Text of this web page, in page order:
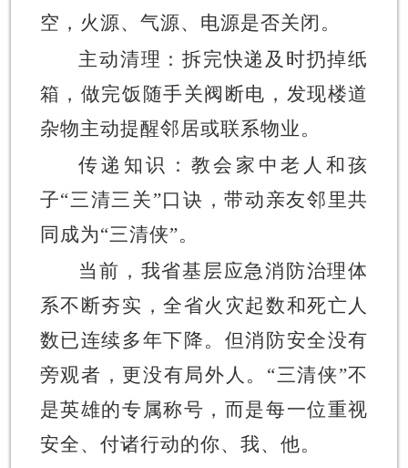
空，火源、气源、电源是否关闭。
主动清理：拆完快递及时扔掉纸
箱，做完饭随手关阀断电，发现楼道
杂物主动提醒邻居或联系物业。
传递知识：教会家中老人和孩
子“三清三关”口诀，带动亲友邻里共
同成为“三清侠”。
当前，我省基层应急消防治理体
系不断夯实，全省火灾起数和死亡人
数已连续多年下降。但消防安全没有
旁观者，更没有局外人。 “三清侠”不
是英雄的专属称号，而是每一位重视
安全、付诸行动的你、我、他。